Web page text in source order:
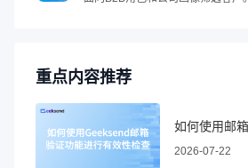
重点内容推荐
2026-07-22